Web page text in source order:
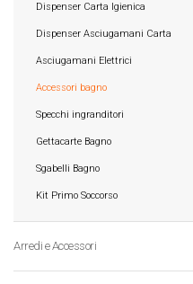
Dispenser Carta Igienica
Dispenser Asciugamani Carta
Asciugamani Elettrici
Accessori bagno
Specchi ingranditori
Gettacarte Bagno
Sgabelli Bagno
Kit Primo Soccorso
Arredi e Accessori